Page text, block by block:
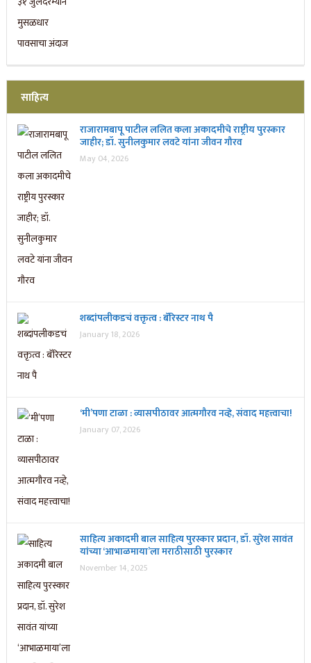
साहित्य
राजारामबापू पाटील ललित कला अकादमीचे राष्ट्रीय पुरस्कार
जाहीर; डॉ. सुनीलकुमार लवटे यांना जीवन गौरव
May 04, 2026
शब्दांपलीकडचं वक्तृत्व : बॅरिस्टर नाथ पै
January 18, 2026
‘मी’पणा टाळा : व्यासपीठावर आत्मगौरव नव्हे, संवाद महत्त्वाचा!
January 07, 2026
साहित्य अकादमी बाल साहित्य पुरस्कार प्रदान, डॉ. सुरेश सावंत
यांच्या ‘आभाळमाया’ला मराठीसाठी पुरस्कार
November 14, 2025